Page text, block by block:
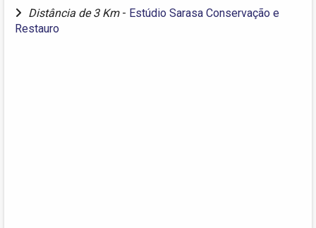
Distância de 3 Km - Estúdio Sarasa Conservação e
Restauro